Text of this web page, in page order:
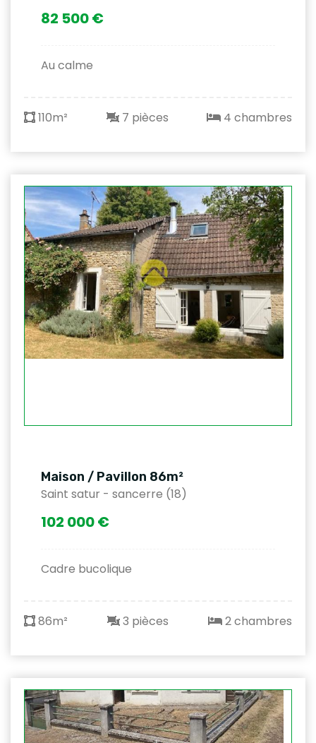
82 500 €
Au calme
110m² 7 pièces 4 chambres
Maison / Pavillon 86m²
Saint satur - sancerre (18)
102 000 €
Cadre bucolique
86m² 3 pièces 2 chambres